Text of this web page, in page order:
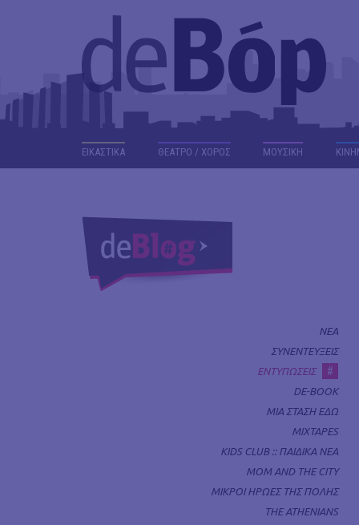
ΕΙΚΑΣΤΙΚΑ ΘΕΑΤΡΟ / ΧΟΡΟΣ ΜΟΥΣΙΚΗ
ΝΕΑ
ΣΥΝΕΝΤΕΥΞΕΙΣ
ΕΝΤΥΠΩΣΕΙΣ
#
DE-BOOK
ΜΙΑ ΣΤΑΣΗ ΕΔΩ
MIXTAPES
KIDS CLUB :: ΠΑΙΔΙΚΑ ΝΕΑ
MOM AND THE CITY
ΜΙΚΡΟΙ ΗΡΩΕΣ ΤΗΣ ΠΟΛΗΣ
THE ATHENIANS